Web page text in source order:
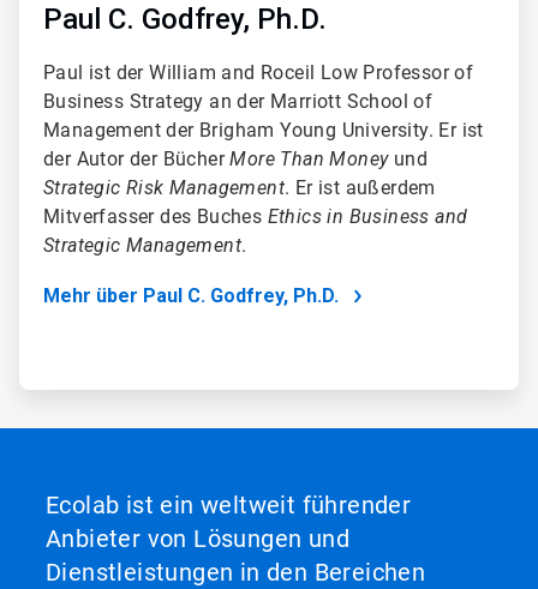
Paul C. Godfrey, Ph.D.
Paul ist der William and Roceil Low Professor of
Business Strategy an der Marriott School of
Management der Brigham Young University. Er ist
der Autor der BücherMore Than Moneyund
Strategic Risk Management. Er ist außerdem
Mitverfasser des Buches Ethics in Business and
Strategic Management.
Mehr über Paul C. Godfrey, Ph.D.
Ecolab ist ein weltweit führender
Anbieter von Lösungen und
Dienstleistungen in den Bereichen